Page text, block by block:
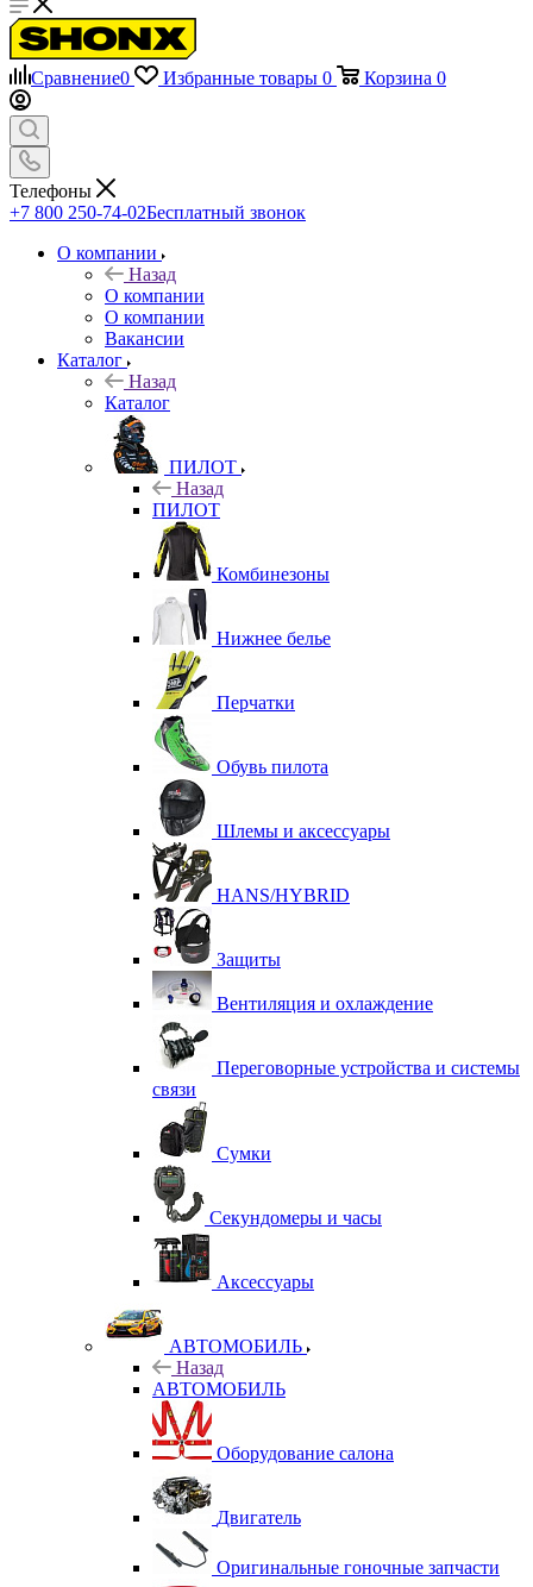
Сравнение0 Избранные товары 0 Корзина 0
Телефоны
+7 800 250-74-02Бесплатный звонок
О компании
Назад
О компании
О компании
Вакансии
Каталог
Назад
Каталог
ПИЛОТ
Назад
ПИЛОТ
Комбинезоны
Нижнее белье
Перчатки
Обувь пилота
Шлемы и аксессуары
HANS/HYBRID
Защиты
Вентиляция и охлаждение
Переговорные устройства и системы
связи
Сумки
Секундомеры и часы
Аксессуары
АВТОМОБИЛЬ
Назад
АВТОМОБИЛЬ
Оборудование салона
Двигатель
Оригинальные гоночные запчасти